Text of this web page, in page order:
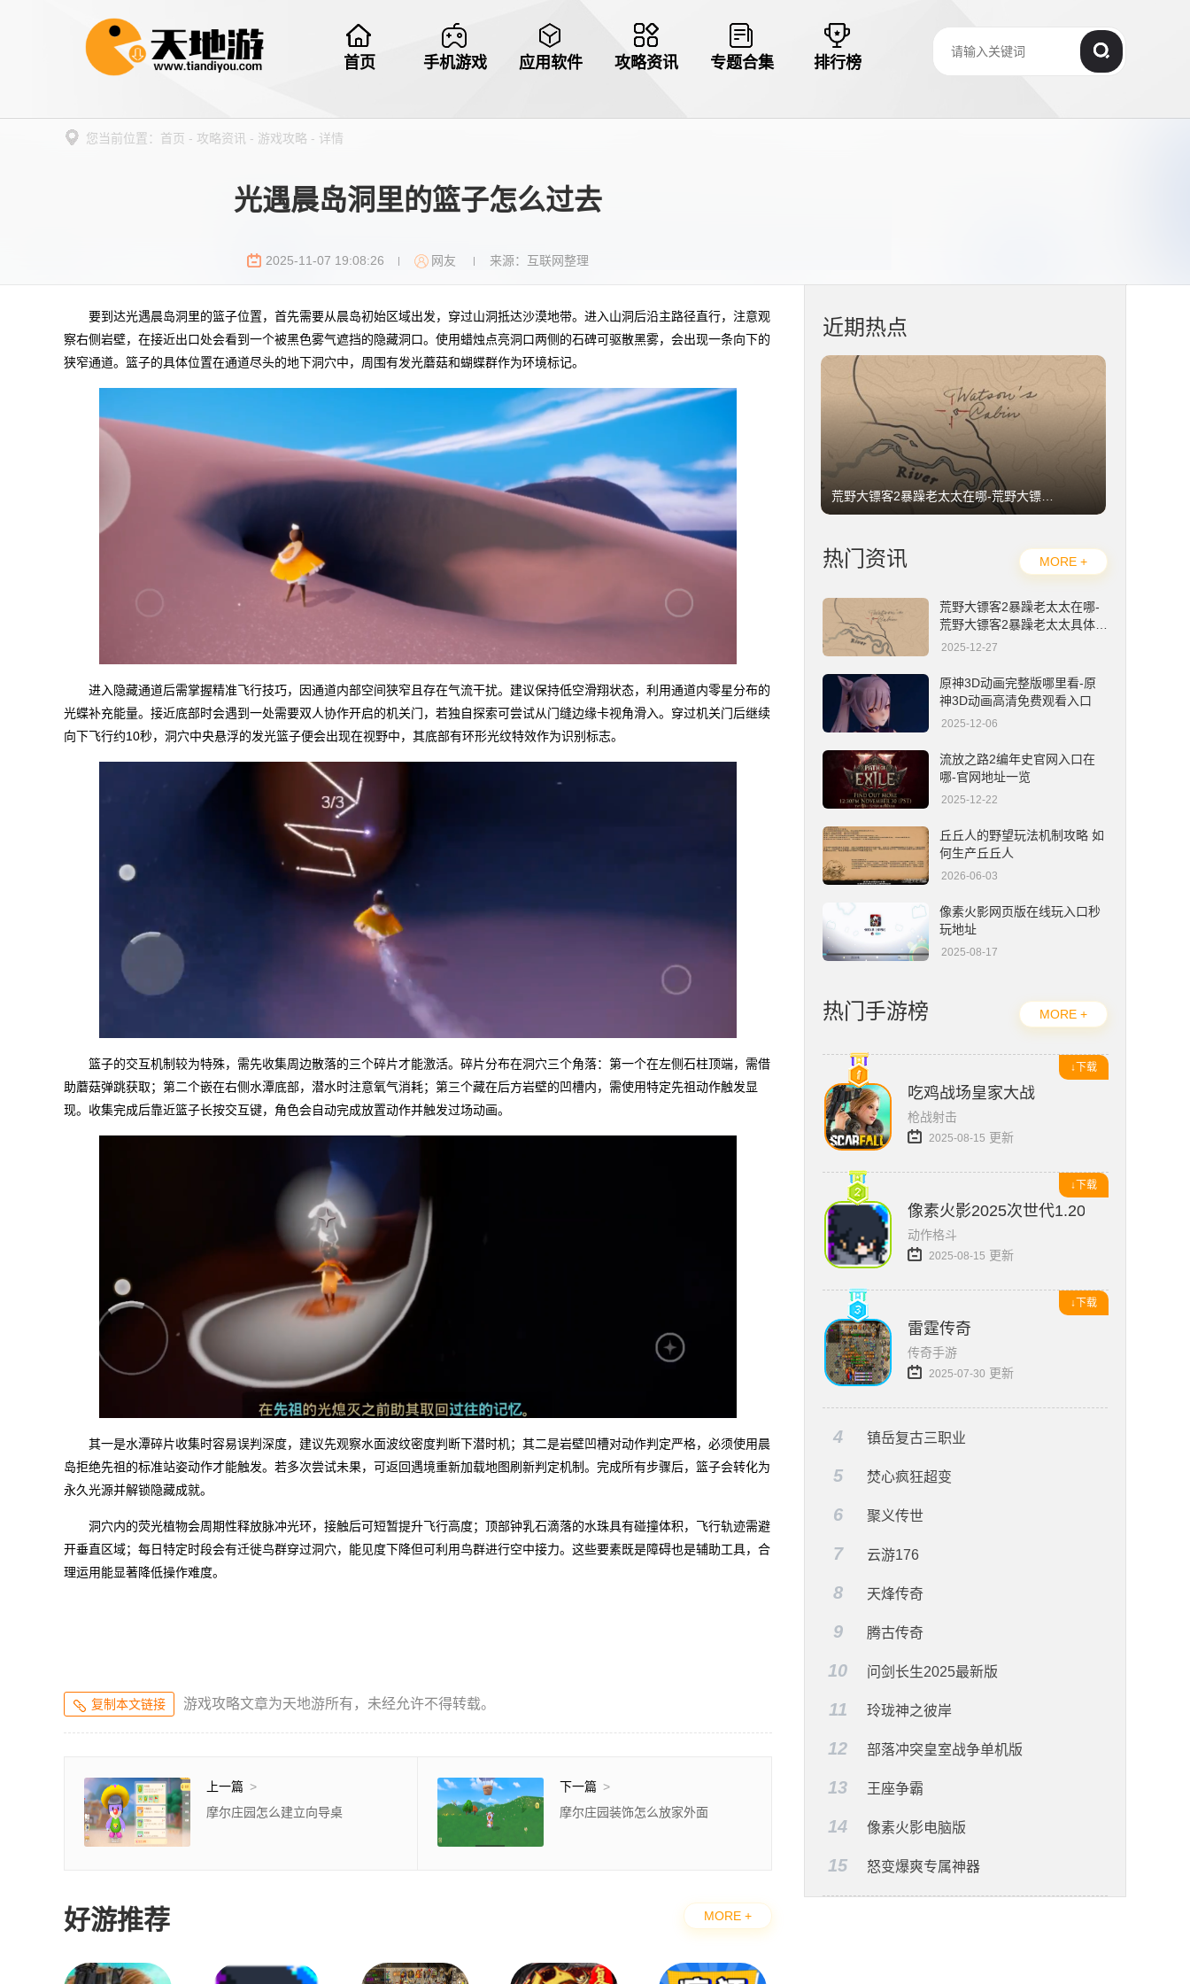
首页 手机游戏 应用软件 攻略资讯 专题合集 排行榜
您当前位置： 首页 - 攻略资讯 - 游戏攻略 - 详情
光遇晨岛洞里的篮子怎么过去
2025-11-07 19:08:26 | 网友 | 来源：互联网整理
要到达光遇晨岛洞里的篮子位置，首先需要从晨岛初始区域出发，穿过山洞抵达沙漠地带。进入山洞后沿主路径直行，注意观
察右侧岩壁，在接近出口处会看到一个被黑色雾气遮挡的隐藏洞口。使用蜡烛点亮洞口两侧的石碑可驱散黑雾，会出现一条向下的
狭窄通道。篮子的具体位置在通道尽头的地下洞穴中，周围有发光蘑菇和蝴蝶群作为环境标记。
进入隐藏通道后需掌握精准飞行技巧，因通道内部空间狭窄且存在气流干扰。建议保持低空滑翔状态，利用通道内零星分布的
光蝶补充能量。接近底部时会遇到一处需要双人协作开启的机关门，若独自探索可尝试从门缝边缘卡视角滑入。穿过机关门后继续
向下飞行约10秒，洞穴中央悬浮的发光篮子便会出现在视野中，其底部有环形光纹特效作为识别标志。
篮子的交互机制较为特殊，需先收集周边散落的三个碎片才能激活。碎片分布在洞穴三个角落：第一个在左侧石柱顶端，需借
助蘑菇弹跳获取；第二个嵌在右侧水潭底部，潜水时注意氧气消耗；第三个藏在后方岩壁的凹槽内，需使用特定先祖动作触发显
现。收集完成后靠近篮子长按交互键，角色会自动完成放置动作并触发过场动画。
其一是水潭碎片收集时容易误判深度，建议先观察水面波纹密度判断下潜时机；其二是岩壁凹槽对动作判定严格，必须使用晨
岛拒绝先祖的标准站姿动作才能触发。若多次尝试未果，可返回遇境重新加载地图刷新判定机制。完成所有步骤后，篮子会转化为
永久光源并解锁隐藏成就。
洞穴内的荧光植物会周期性释放脉冲光环，接触后可短暂提升飞行高度；顶部钟乳石滴落的水珠具有碰撞体积，飞行轨迹需避
开垂直区域；每日特定时段会有迁徙鸟群穿过洞穴，能见度下降但可利用鸟群进行空中接力。这些要素既是障碍也是辅助工具，合
理运用能显著降低操作难度。
复制本文链接 游戏攻略文章为天地游所有，未经允许不得转载。
上一篇 >
摩尔庄园怎么建立向导桌
下一篇 >
摩尔庄园装饰怎么放家外面
好游推荐 MORE +
近期热点
热门资讯 MORE +
荒野大镖客2暴躁老太太在哪-
荒野大镖客2暴躁老太太具体位
置详解
2025-12-27
原神3D动画完整版哪里看-原
神3D动画高清免费观看入口
2025-12-06
流放之路2编年史官网入口在
哪-官网地址一览
2025-12-22
丘丘人的野望玩法机制攻略 如
何生产丘丘人
2026-06-03
像素火影网页版在线玩入口秒
玩地址
2025-08-17
热门手游榜 MORE +
↓下载
吃鸡战场皇家大战
枪战射击
2025-08-15 更新
↓下载
像素火影2025次世代1.20版本
动作格斗
2025-08-15 更新
↓下载
雷霆传奇
传奇手游
2025-07-30 更新
4 镇岳复古三职业
5 焚心疯狂超变
6 聚义传世
7 云游176
8 天烽传奇
9 腾古传奇
10 问剑长生2025最新版
11 玲珑神之彼岸
12 部落冲突皇室战争单机版
13 王座争霸
14 像素火影电脑版
15 怒变爆爽专属神器